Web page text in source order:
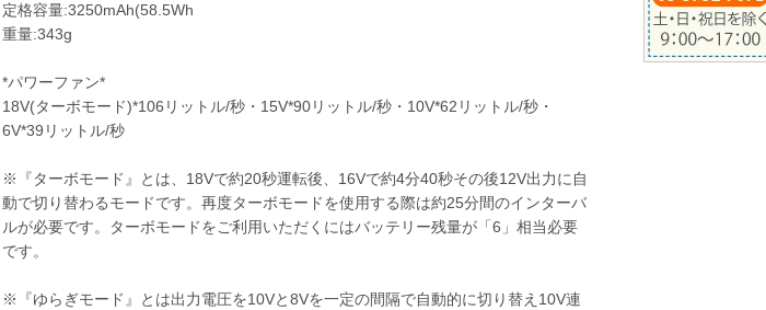
定格容量:3250mAh(58.5Wh
重量:343g
*パワーファン*
18V(ターボモード)*106リットル/秒・15V*90リットル/秒・10V*62リットル/秒・
6V*39リットル/秒
※『ターボモード』とは、18Vで約20秒運転後、16Vで約4分40秒その後12V出力に自
動で切り替わるモードです。再度ターボモードを使用する際は約25分間のインターバ
ルが必要です。ターボモードをご利用いただくにはバッテリー残量が「6」相当必要
です。
※『ゆらぎモード』とは出力電圧を10Vと8Vを一定の間隔で自動的に切り替え10V連